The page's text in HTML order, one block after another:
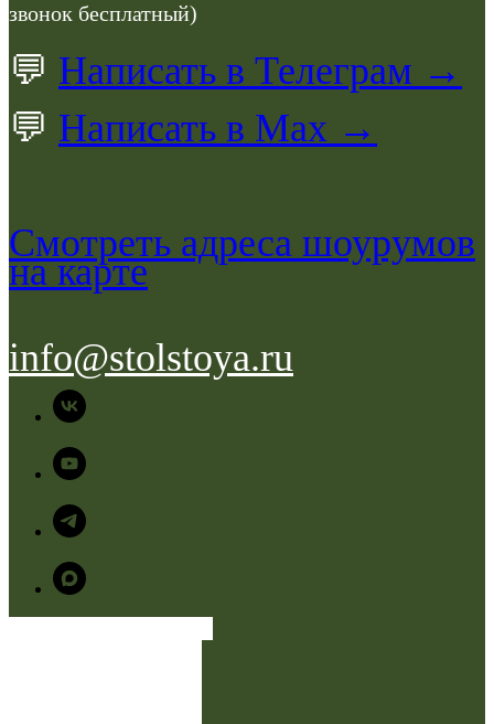
звонок бесплатный)
💬 Написать в Телеграм →
💬 Написать в Max →
Смотреть адреса шоурумов
на карте
info@stolstoya.ru